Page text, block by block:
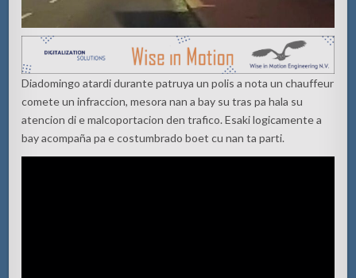
Diadomingo atardi durante patruya un polis a nota un chauffeur
comete un infraccion, mesora nan a bay su tras pa hala su
atencion di e malcoportacion den trafico. Esaki logicamente a
bay acompaña pa e costumbrado boet cu nan ta parti.